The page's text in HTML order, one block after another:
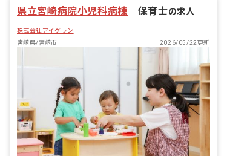
県立宮崎病院小児科病棟 保育士の求人
株式会社アイグラン
宮崎県/宮崎市
2026/05/22更新